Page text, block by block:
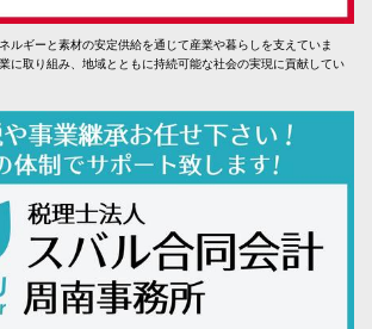
ルギーと素材の安定供給を通じて産業や暮らしを支えていま
に取り組み、地域とともに持続可能な社会の実現に貢献してい